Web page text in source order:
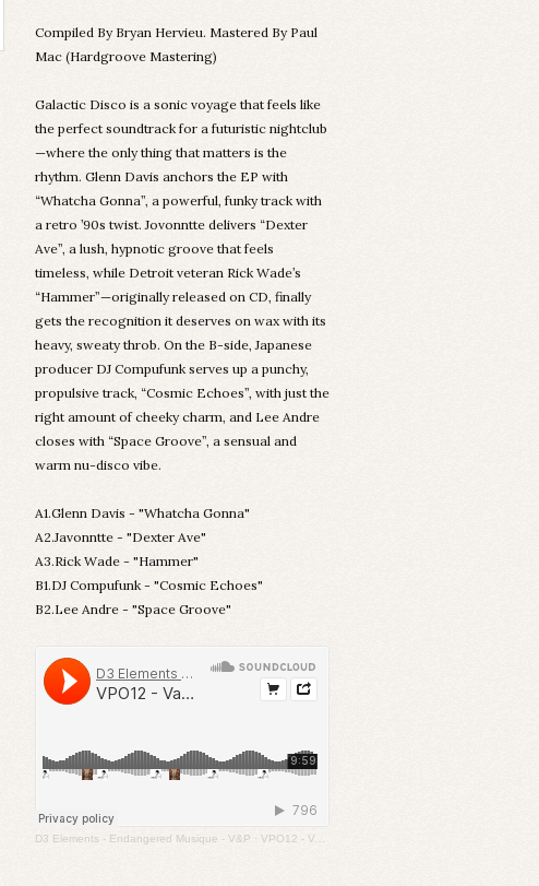
Compiled By Bryan Hervieu. Mastered By Paul
Mac (Hardgroove Mastering)
Galactic Disco is a sonic voyage that feels like
the perfect soundtrack for a futuristic nightclub
—where the only thing that matters is the
rhythm. Glenn Davis anchors the EP with
“Whatcha Gonna”, a powerful, funky track with
a retro ’90s twist. Jovonntte delivers “Dexter
Ave”, a lush, hypnotic groove that feels
timeless, while Detroit veteran Rick Wade’s
“Hammer”—originally released on CD, finally
gets the recognition it deserves on wax with its
heavy, sweaty throb. On the B-side, Japanese
producer DJ Compufunk serves up a punchy,
propulsive track, “Cosmic Echoes”, with just the
right amount of cheeky charm, and Lee Andre
closes with “Space Groove”, a sensual and
warm nu-disco vibe.
A1.Glenn Davis - "Whatcha Gonna"
A2.Javonntte - "Dexter Ave"
A3.Rick Wade - "Hammer"
B1.DJ Compufunk - "Cosmic Echoes"
B2.Lee Andre - "Space Groove"
D3 Elements - Endangered Musique - V&P · VPO12 - Various Artists - Galactic Disco